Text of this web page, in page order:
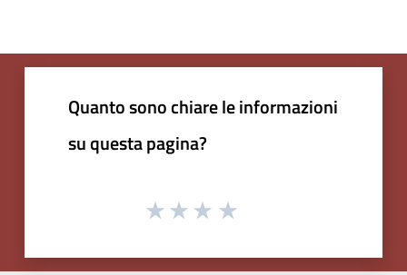
Quanto sono chiare le informazioni
su questa pagina?